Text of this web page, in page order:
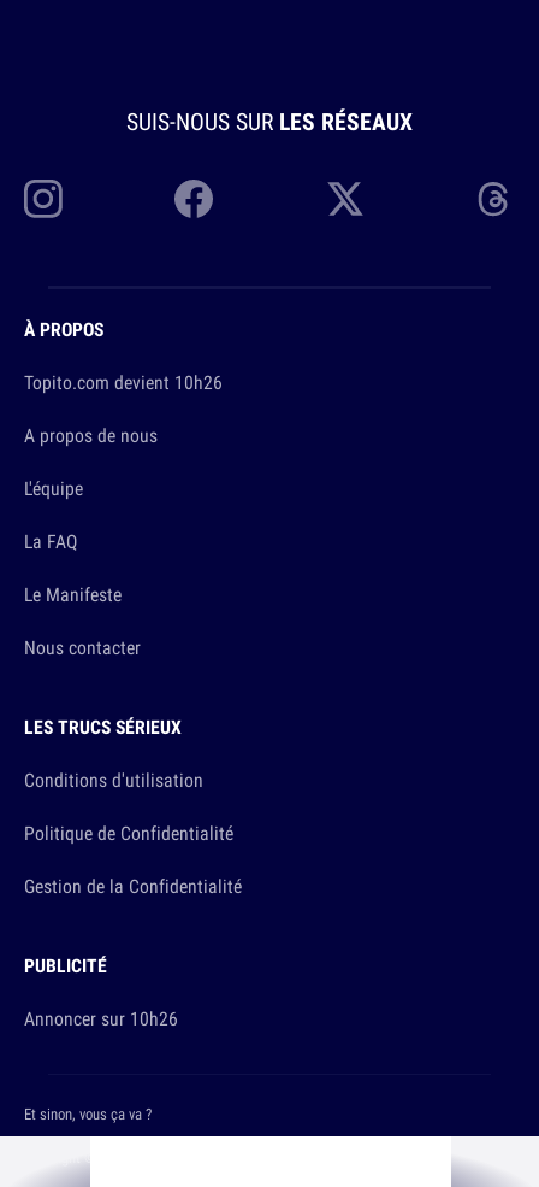
SUIS-NOUS SUR LES RÉSEAUX
À PROPOS
Topito.com devient 10h26
A propos de nous
L'équipe
La FAQ
Le Manifeste
Nous contacter
LES TRUCS SÉRIEUX
Conditions d'utilisation
Politique de Confidentialité
Gestion de la Confidentialité
PUBLICITÉ
Annoncer sur 10h26
Et sinon, vous ça va ?